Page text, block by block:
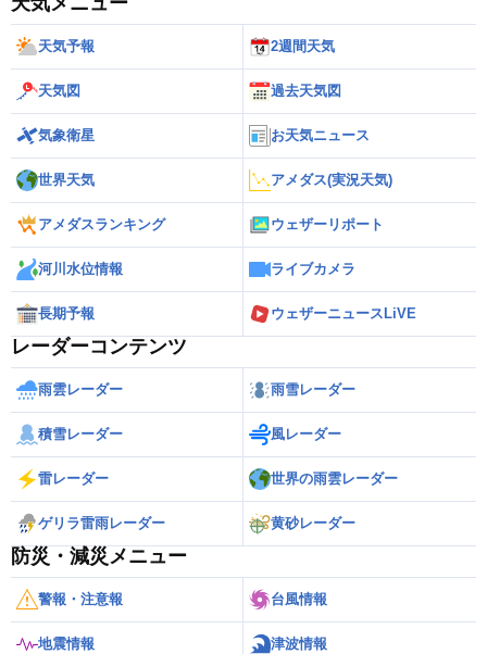
天気予報 2週間天気
天気図 過去天気図
気象衛星 お天気ニュース
世界天気 アメダス(実況天気)
アメダスランキング ウェザーリポート
河川水位情報 ライブカメラ
長期予報 ウェザーニュースLiVE
レーダーコンテンツ
雨雲レーダー 雨雪レーダー
積雪レーダー 風レーダー
雷レーダー 世界の雨雲レーダー
ゲリラ雷雨レーダー 黄砂レーダー
防災・減災メニュー
警報・注意報 台風情報
地震情報 津波情報